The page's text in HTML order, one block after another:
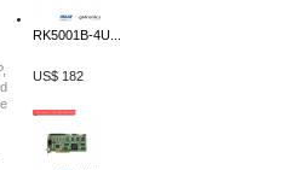
RK5001B-4U...
US$ 182